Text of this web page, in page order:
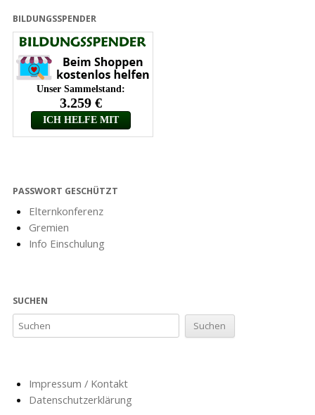
BILDUNGSSPENDER
PASSWORT GESCHÜTZT
Elternkonferenz
Gremien
Info Einschulung
SUCHEN
Impressum / Kontakt
Datenschutzerklärung